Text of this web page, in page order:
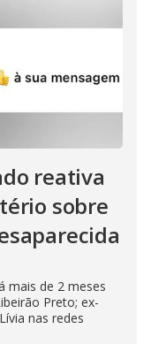
reativa
sobre
mais de 2 meses
Preto; ex-
nas redes